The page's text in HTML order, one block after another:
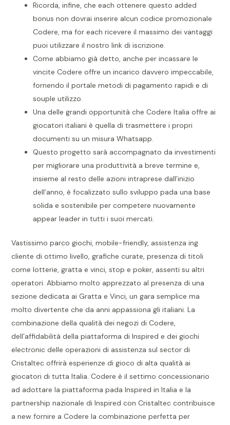
Ricorda, infine, che each ottenere questo added
bonus non dovrai inserire alcun codice promozionale
Codere, ma for each ricevere il massimo dei vantaggi
puoi utilizzare il nostro link di iscrizione.
Come abbiamo già detto, anche per incassare le
vincite Codere offre un incarico davvero impeccabile,
fornendo il portale metodi di pagamento rapidi e di
souple utilizzo.
Una delle grandi opportunità che Codere Italia offre ai
giocatori italiani è quella di trasmettere i propri
documenti su un misura Whatsapp.
Questo progetto sarà accompagnato da investimenti
per migliorare una produttività a breve termine e,
insieme al resto delle azioni intraprese dall’inizio
dell’anno, è focalizzato sullo sviluppo pada una base
solida e sostenibile per competere nuovamente
appear leader in tutti i suoi mercati.
Vastissimo parco giochi, mobile-friendly, assistenza ing
cliente di ottimo livello, grafiche curate, presenza di titoli
come lotterie, gratta e vinci, stop e poker, assenti su altri
operatori. Abbiamo molto apprezzato al presenza di una
sezione dedicata ai Gratta e Vinci, un gara semplice ma
molto divertente che da anni appassiona gli italiani. La
combinazione della qualità dei negozi di Codere,
dell’affidabilità della piattaforma di Inspired e dei giochi
electronic delle operazioni di assistenza sul sector di
Cristaltec offrirà esperienze di gioco di alta qualità ai
giocatori di tutta Italia. Codere è il settimo concessionario
ad adottare la piattaforma pada Inspired in Italia e la
partnership nazionale di Inspired con Cristaltec contribuisce
a new fornire a Codere la combinazione perfetta per